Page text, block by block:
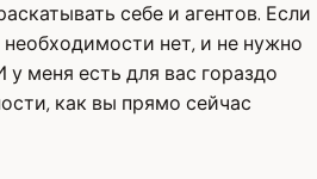
себе и агентов. Если
нет, и не нужно
у меня есть для вас гораздо
как вы прямо сейчас